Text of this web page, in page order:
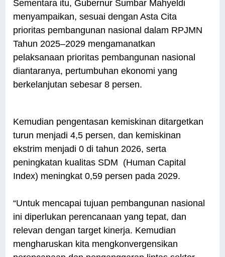
Sementara itu, Gubernur Sumbar Mahyeldi
menyampaikan, sesuai dengan Asta Cita
prioritas pembangunan nasional dalam RPJMN
Tahun 2025–2029 mengamanatkan
pelaksanaan prioritas pembangunan nasional
diantaranya, pertumbuhan ekonomi yang
berkelanjutan sebesar 8 persen.
Kemudian pengentasan kemiskinan ditargetkan
turun menjadi 4,5 persen, dan kemiskinan
ekstrim menjadi 0 di tahun 2026, serta
peningkatan kualitas SDM (Human Capital
Index) meningkat 0,59 persen pada 2029.
“Untuk mencapai tujuan pembangunan nasional
ini diperlukan perencanaan yang tepat, dan
relevan dengan target kinerja. Kemudian
mengharuskan kita mengkonvergensikan